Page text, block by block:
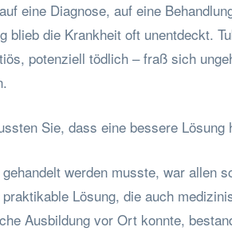
eine Diagnose, auf eine
blieb die Krankheit oft unentdeckt.
potenziell tödlich – fraß sich
Sie, dass eine bessere Lösung
werden musste, war allen
Lösung, die auch
Ausbildung vor Ort konnte,